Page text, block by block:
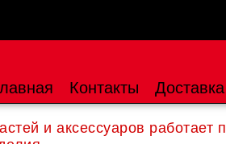
Контакты Доставка
и аксессуаров работает